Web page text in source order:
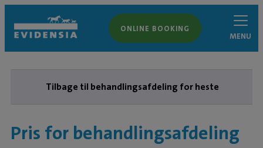
ONLINE BOOKING
MENU
Tilbage til behandlingsafdeling for heste
Pris for behandlingsafdeling